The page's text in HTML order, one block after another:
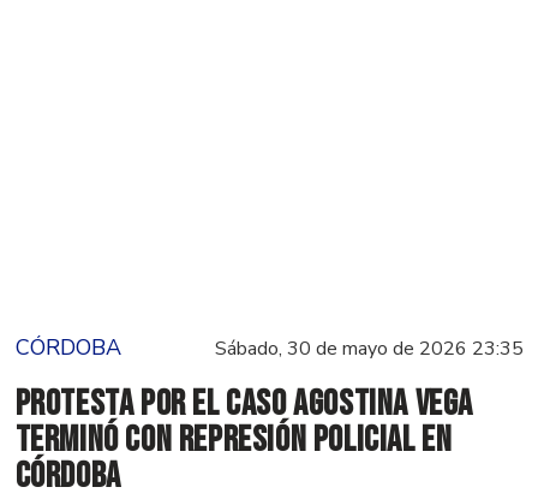
CÓRDOBA Sábado, 30 de mayo de 2026 23:35
Protesta por el caso Agostina Vega
terminó con represión policial en
Córdoba